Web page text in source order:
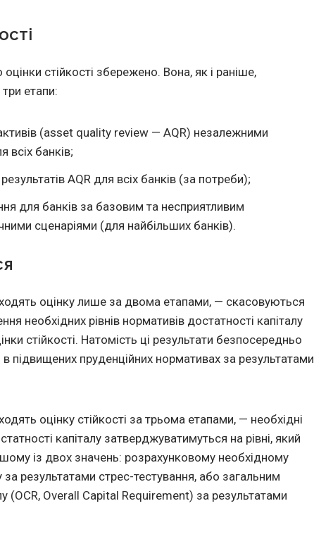
стійкості збережено. Вона, як і раніше,
етапи:
(asset quality review — AQR) незалежними
всіх банків;
AQR для всіх банків (за потреби);
для банків за базовим та несприятливим
сценаріями (для найбільших банків).
оцінку лише за двома етапами, — скасовуються
необхідних рівнів нормативів достатності капіталу
стійкості. Натомість ці результати безпосередньо
підвищених пруденційних нормативах за результатами
оцінку стійкості за трьома етапами, — необхідні
капіталу затверджуватимуться на рівні, який
із двох значень: розрахунковому необхідному
результатами стрес-тестування, або загальним
(ОCR, Overall Capital Requirement) за результатами